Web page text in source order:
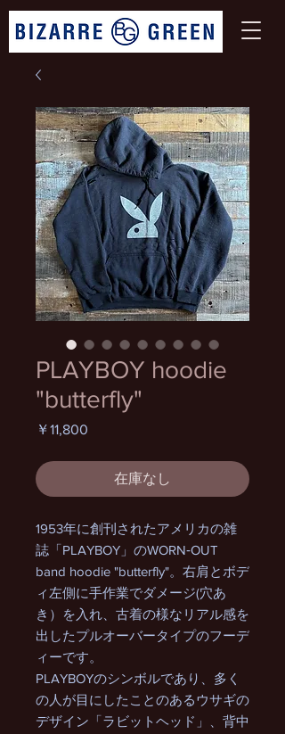
PLAYBOY hoodie
"butterfly"
￥11,800
在庫なし
1953年に創刊されたアメリカの雑
誌「PLAYBOY」のWORN‐OUT
band hoodie "butterfly"。右肩とボデ
ィ左側に手作業でダメージ(穴あ
き）を入れ、古着の様なリアル感を
出したプルオーバータイプのフーデ
ィーです。
PLAYBOYのシンボルであり、多く
の人が目にしたことのあるウサギの
デザイン「ラビットヘッド」、背中